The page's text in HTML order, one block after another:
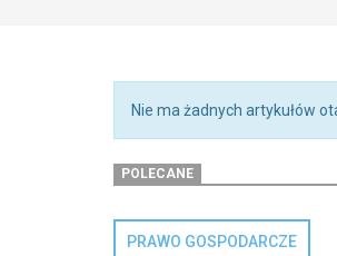
Nie ma żadnych artykułów
POLECANE
PRAWO GOSPODARCZE